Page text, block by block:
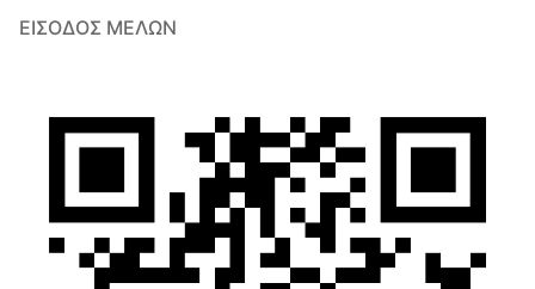
ΕΊΣΟΔΟΣ ΜΕΛΏΝ